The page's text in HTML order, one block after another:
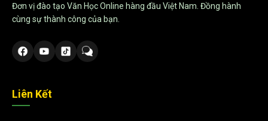
Đơn vị đào tạo Văn Học Online hàng đầu Việt Nam. Đồng hành
cùng sự thành công của bạn.
Liên Kết